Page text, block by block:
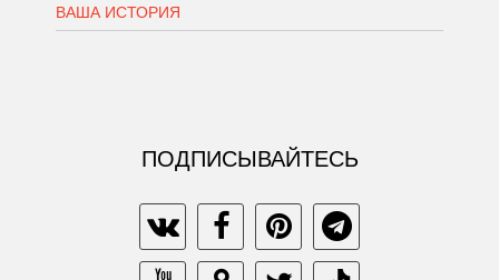
ВАША ИСТОРИЯ
ПОДПИСЫВАЙТЕСЬ